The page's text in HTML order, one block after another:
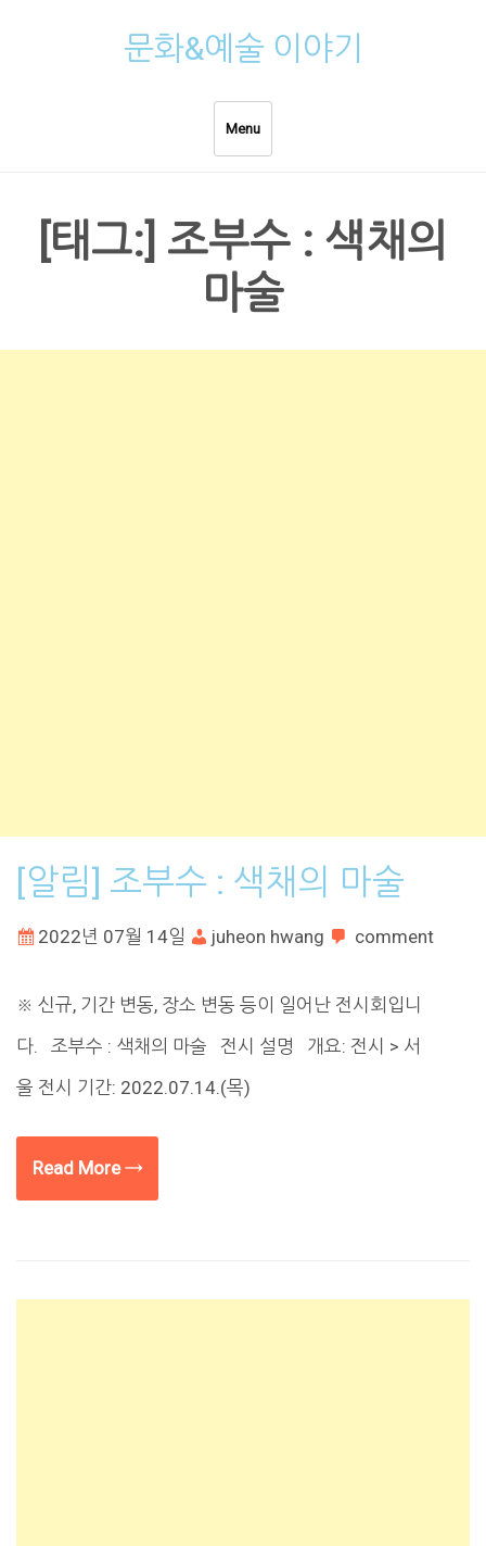
문화&예술 이야기
Menu
[태그:] 조부수 : 색채의
마술
[알림] 조부수 : 색채의 마술
2022년 07월 14일 juheon hwang comment
※ 신규, 기간 변동, 장소 변동 등이 일어난 전시회입니
다. 조부수 : 색채의 마술 전시 설명 개요: 전시 > 서
울 전시 기간: 2022.07.14.(목)
Read More →